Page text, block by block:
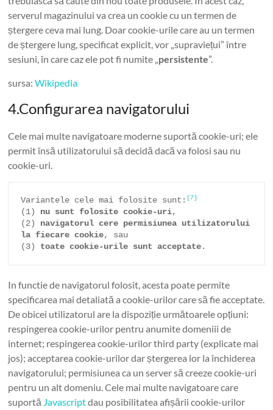
serverul magazinului va crea un cookie cu un termen de
ștergere ceva mai lung. Doar cookie-urile care au un termen
de ștergere lung, specificat explicit, vor „supraviețui” între
sesiuni, în care caz ele pot fi numite „persistente”.
sursa:Wikipedia
4.Configurarea navigatorului
Cele mai multe navigatoare moderne suportă cookie-uri; ele
permit însă utilizatorului să decidă dacă va folosi sau nu
cookie-uri.
Variantele cele mai folosite sunt: [7]
(1) nu sunt folosite cookie-uri,
(2) navigatorul cere permisiunea utilizatorului
la fiecare cookie, sau
(3) toate cookie-urile sunt acceptate.
In functie de navigatorul folosit, acesta poate permite
specificarea mai detaliată a cookie-urilor care să fie acceptate.
De obicei utilizatorul are la dispoziție următoarele opțiuni:
respingerea cookie-urilor pentru anumite domeniii de
internet; respingerea cookie-urilor third party (explicate mai
jos); acceptarea cookie-urilor dar ștergerea lor la închiderea
navigatorului; permisiunea ca un server să creeze cookie-uri
pentru un alt domeniu. Cele mai multe navigatoare care
suportă Javascriptdau posibilitatea afișării cookie-urilor